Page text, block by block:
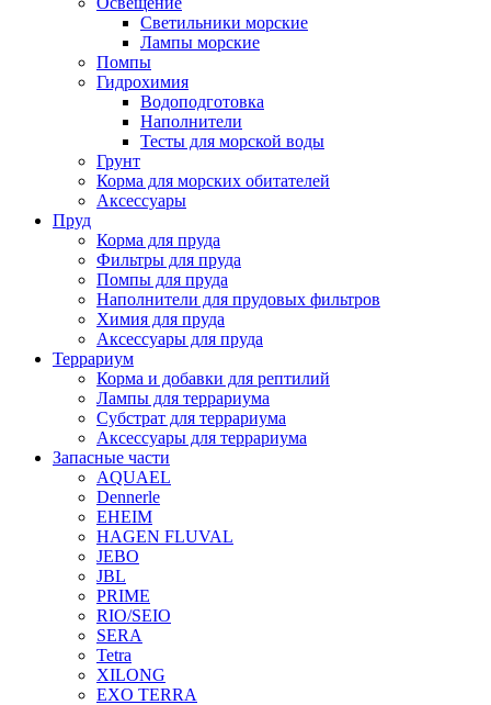
Светильники морские
Лампы морские
Помпы
Гидрохимия
Водоподготовка
Наполнители
Тесты для морской воды
Грунт
Корма для морских обитателей
Аксессуары
Пруд
Корма для пруда
Фильтры для пруда
Помпы для пруда
Наполнители для прудовых фильтров
Химия для пруда
Аксессуары для пруда
Террариум
Корма и добавки для рептилий
Лампы для террариума
Субстрат для террариума
Аксессуары для террариума
Запасные части
AQUAEL
Dennerle
EHEIM
HAGEN FLUVAL
JEBO
JBL
PRIME
RIO/SEIO
SERA
Tetra
XILONG
EXO TERRA